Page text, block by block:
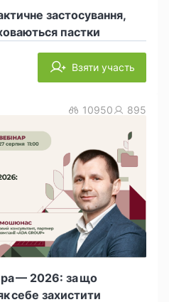
застосування,
пастки
Взяти участь
— 2026: за що
себе захистити
10950 895